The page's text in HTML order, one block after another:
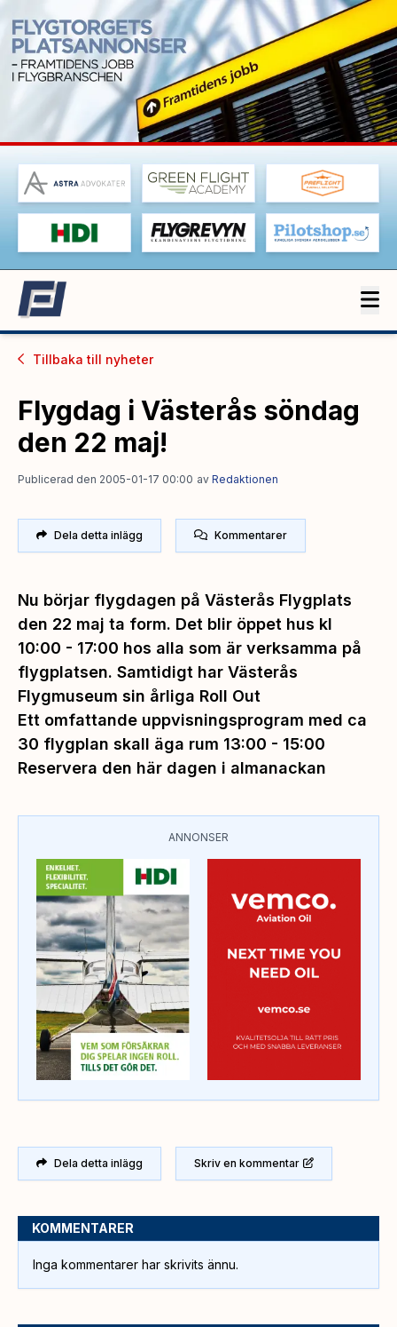
Tillbaka till nyheter
Flygdag i Västerås söndag
den 22 maj!
Publicerad den 2005-01-17 00:00 av Redaktionen
Dela detta inlägg Kommentarer
Nu börjar flygdagen på Västerås Flygplats
den 22 maj ta form. Det blir öppet hus kl
10:00 - 17:00 hos alla som är verksamma på
flygplatsen. Samtidigt har Västerås
Flygmuseum sin årliga Roll Out
Ett omfattande uppvisningsprogram med ca
30 flygplan skall äga rum 13:00 - 15:00
Reservera den här dagen i almanackan
ANNONSER
Dela detta inlägg Skriv en kommentar
KOMMENTARER
Inga kommentarer har skrivits ännu.